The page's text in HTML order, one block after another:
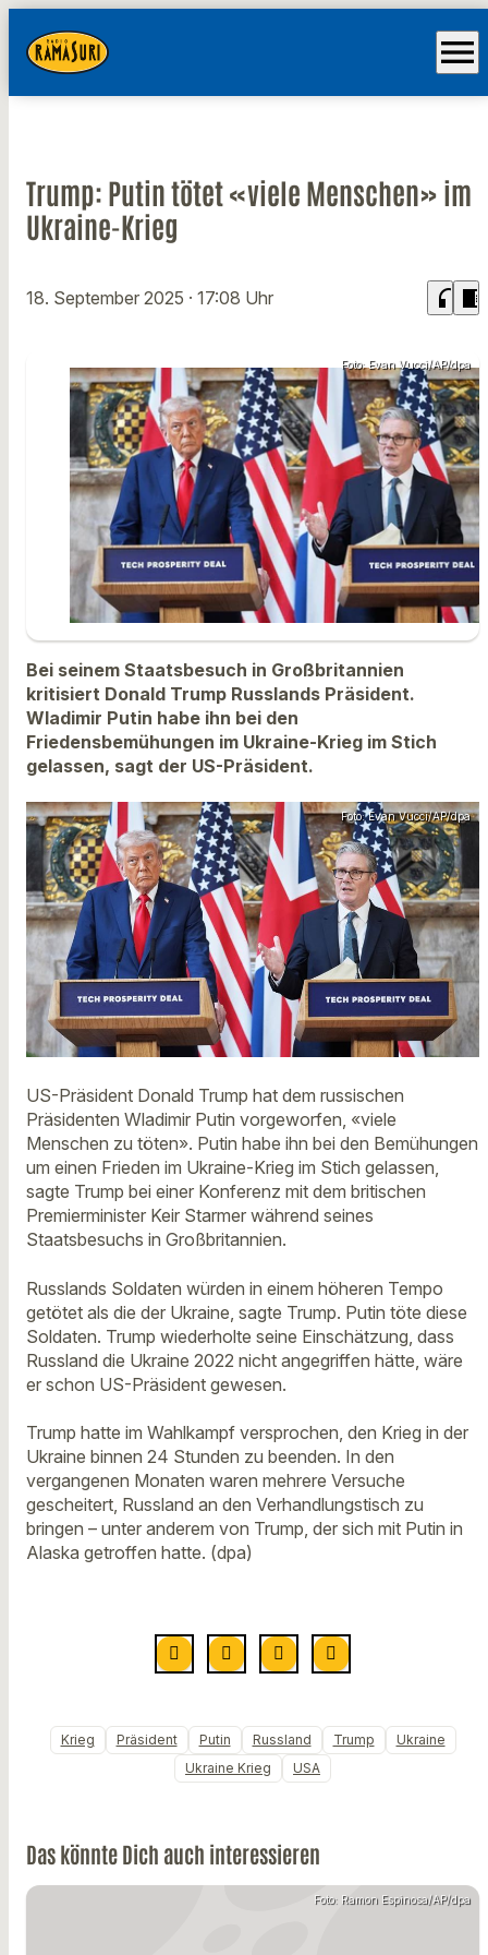
menu
Trump: Putin tötet «viele Menschen» im
Ukraine-Krieg
18. September 2025 · 17:08 Uhr headphones chrome_reader_mode
Foto: Evan Vucci/AP/dpa
Bei seinem Staatsbesuch in Großbritannien
kritisiert Donald Trump Russlands Präsident.
Wladimir Putin habe ihn bei den
Friedensbemühungen im Ukraine-Krieg im Stich
gelassen, sagt der US-Präsident.
Foto: Evan Vucci/AP/dpa
US-Präsident Donald Trump hat dem russischen
Präsidenten Wladimir Putin vorgeworfen, «viele
Menschen zu töten». Putin habe ihn bei den Bemühungen
um einen Frieden im Ukraine-Krieg im Stich gelassen,
sagte Trump bei einer Konferenz mit dem britischen
Premierminister Keir Starmer während seines
Staatsbesuchs in Großbritannien.
Russlands Soldaten würden in einem höheren Tempo
getötet als die der Ukraine, sagte Trump. Putin töte diese
Soldaten. Trump wiederholte seine Einschätzung, dass
Russland die Ukraine 2022 nicht angegriffen hätte, wäre
er schon US-Präsident gewesen.
Trump hatte im Wahlkampf versprochen, den Krieg in der
Ukraine binnen 24 Stunden zu beenden. In den
vergangenen Monaten waren mehrere Versuche
gescheitert, Russland an den Verhandlungstisch zu
bringen – unter anderem von Trump, der sich mit Putin in
Alaska getroffen hatte. (dpa)
Krieg Präsident Putin Russland Trump
Ukraine
Ukraine Krieg
USA
Das könnte Dich auch interessieren
Foto: Ramon Espinosa/AP/dpa